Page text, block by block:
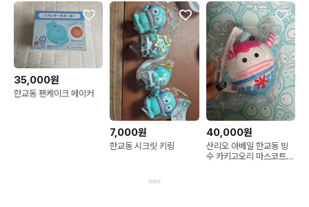
35,000원
한교동 팬케이크 메이커
7,000원
한교동 시크릿 키링
40,000원
산리오 아베일 한교동 빙
수 카키고오리 마스코트